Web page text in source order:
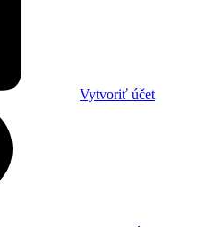
Vytvoriť účet